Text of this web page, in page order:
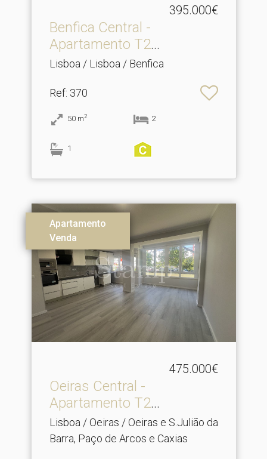
395.000€
Benfica Central -
Apartamento T2
Totalmente R.​..
Lisboa / Lisboa / Benfica
Ref: 370
50 m2 2
1
Apartamento
Venda
475.000€
Oeiras Central -
Apartamento T2
Totalmente Re.​..
Lisboa / Oeiras / Oeiras e S.Julião da
Barra, Paço de Arcos e Caxias